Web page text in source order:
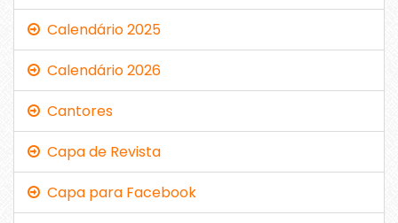
Calendário 2025
Calendário 2026
Cantores
Capa de Revista
Capa para Facebook